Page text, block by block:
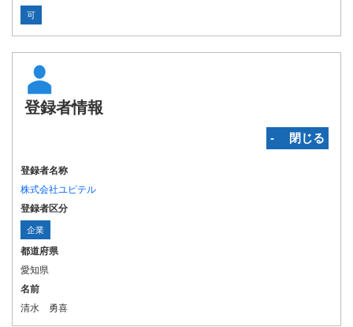
可
登録者情報
‐ 閉じる
登録者名称
株式会社ユピテル
登録者区分
企業
都道府県
愛知県
名前
清水 勇喜